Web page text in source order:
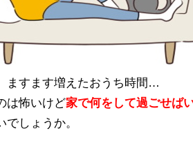
ますます増えたおうち時間…
は怖いけど家で何をして過ごせば
しょうか。